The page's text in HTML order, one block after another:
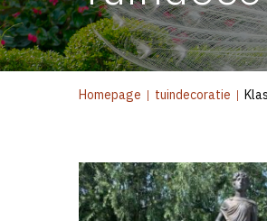
Homepage | tuindecoratie |